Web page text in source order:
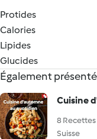
Protides
Calories
Lipides
Glucides
Également
Cuisine
8 Recettes
Suisse